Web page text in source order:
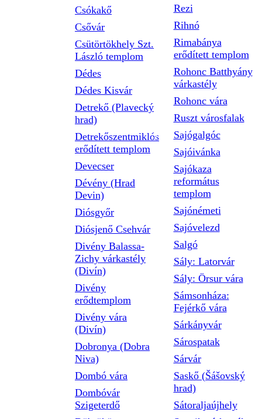
Csókakő
Csővár
Csütörtökhely Szt.
László templom
Dédes
Dédes Kisvár
Detrekő (Plavecký
hrad)
Detrekőszentmiklós
erődített templom
Devecser
Dévény (Hrad
Devin)
Diósgyőr
Diósjenő Csehvár
Divény Balassa-
Zichy várkastély
(Divín)
Divény
erődtemplom
Divény vára
(Divín)
Dobronya (Dobra
Niva)
Dombó vára
Dombóvár
Szigeterdő
Rezi
Rihnó
Rimabánya
erődített templom
Rohonc Batthyány
várkastély
Rohonc vára
Ruszt városfalak
Sajógalgóc
Sajóivánka
Sajókaza
református
templom
Sajónémeti
Sajóvelezd
Salgó
Sály: Latorvár
Sály: Örsur vára
Sámsonháza:
Fejérkő vára
Sárkányvár
Sárospatak
Sárvár
Saskő (Šášovský
hrad)
Sátoraljaújhely